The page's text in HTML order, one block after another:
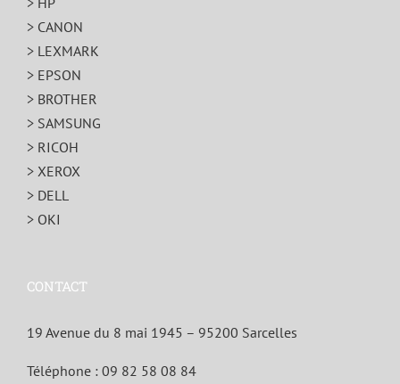
> CANON
> LEXMARK
> EPSON
> BROTHER
> SAMSUNG
> RICOH
> XEROX
> DELL
> OKI
CONTACT
19 Avenue du 8 mai 1945 – 95200 Sarcelles
Téléphone : 09 82 58 08 84